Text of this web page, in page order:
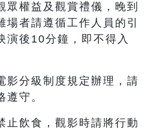
眾權益及觀賞禮儀，晚到
場者請遵循工作人員的引
演後10分鐘，即不得入
影分級制度規定辦理，請
遵守。
止飲食，觀影時請將行動